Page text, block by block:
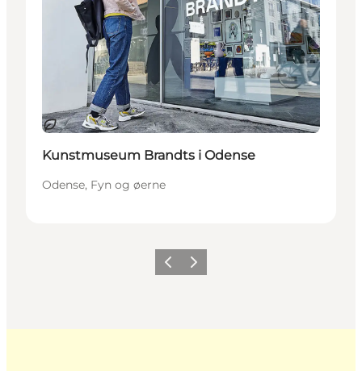
Bæredygtige oplevelser
Kunstmuseum Brandts i Odense
Odense, Fyn og øerne
ForrigeNæste